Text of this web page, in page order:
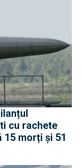
cu rachete
morți și 51